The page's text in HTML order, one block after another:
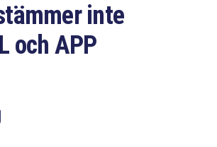
inte
och APP